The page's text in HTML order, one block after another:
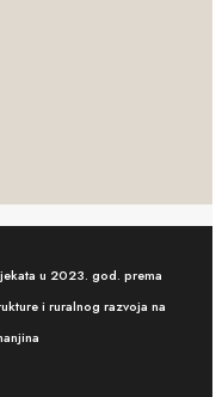
u 2023. god. prema
i ruralnog razvoja na